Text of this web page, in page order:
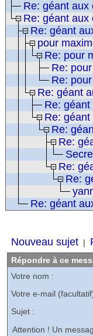
Re: géant aux
Re: géant aux
Re: géant
pour
Re: pour
Re:
Re:
Re: géant
Re:
Re:
Re:
Re:
Re:
Re:
Re: géant
Nouveau sujet |
Répondre à ce
Votre nom :
Votre e-mail
Sujet :
Attention ! Un